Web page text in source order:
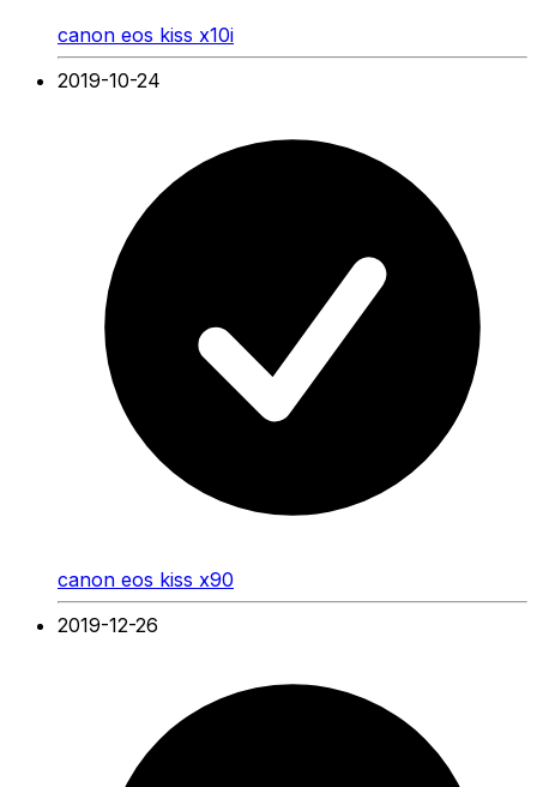
canon eos kiss x10i
2019-10-24
canon eos kiss x90
2019-12-26